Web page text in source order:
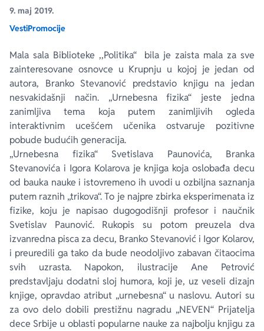
9. maj 2019.
VestiPromocije
Mala sala Biblioteke ,,Politika“ bila je zaista mala za sve
zainteresovane osnovce u Krupnju u kojoj je jedan od
autora, Branko Stevanović predstavio knjigu na jedan
nesvakidašnji način. „Urnebesna fizika“ jeste jedna
zanimljiva tema koja putem zanimljivih ogleda
interaktivnim ucešćem učenika ostvaruje pozitivne
pobude budućih generacija.
„Urnebesna fizika“ Svetislava Paunovića, Branka
Stevanovića i Igora Kolarova je knjiga koja oslobađa decu
od bauka nauke i istovremeno ih uvodi u ozbiljna saznanja
putem raznih „trikova“. To je najpre zbirka eksperimenata iz
fizike, koju je napisao dugogodišnji profesor i naučnik
Svetislav Paunović. Rukopis su potom preuzela dva
izvanredna pisca za decu, Branko Stevanović i Igor Kolarov,
i preuredili ga tako da bude neodoljivo zabavan čitaocima
svih uzrasta. Napokon, ilustracije Ane Petrović
predstavljaju dodatni sloj humora, koji je, uz veseli dizajn
knjige, opravdao atribut „urnebesna“ u naslovu. Autori su
za ovo delo dobili prestižnu nagradu „NEVEN“ Prijatelja
dece Srbije u oblasti popularne nauke za najbolju knjigu za
Ekranizovane knjige
Za poklon
E-knjige
Autori
Poezija
Lični razvoj i popularna psihologija
Biografija
Bojan Ljubenović
Dejan Tiago-Stanković
Milica Jakovljević Mir-Jam
Peter Handke
Harlan Koben
Elif Šafak